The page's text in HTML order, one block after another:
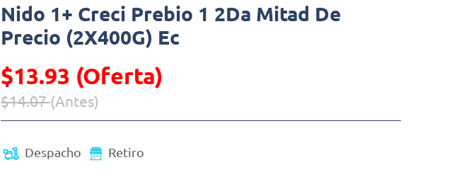
Nido 1+ Creci Prebio 1 2Da Mitad De
Precio (2X400G) Ec
$13.93 (Oferta)
Precio reducido de
$14.07(Antes)
Despacho Retiro